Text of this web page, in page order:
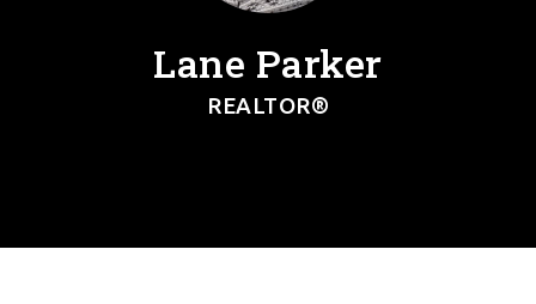
Lane Parker
REALTOR®